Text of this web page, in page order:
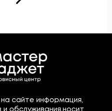
сайте информация,
обслуживания,носит